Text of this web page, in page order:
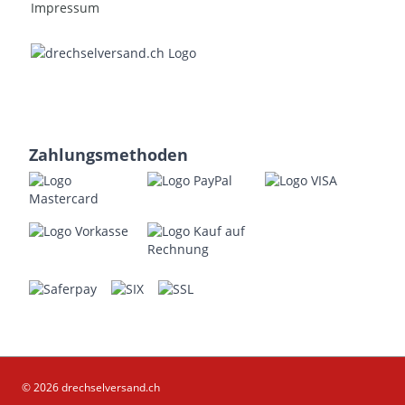
Impressum
Zahlungsmethoden
© 2026 drechselversand.ch